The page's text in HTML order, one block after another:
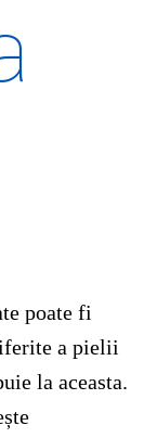
poate fi
a pielii
la aceasta.